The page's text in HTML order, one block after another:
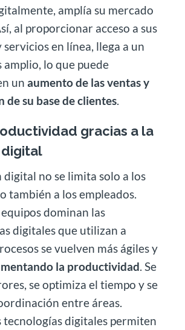
amplía su mercado
al proporcionar acceso a sus
en línea, llega a un
amplio, lo que puede
un aumento de las ventas y
de su base de clientes.
gracias a la
digital
digital no se limita solo a los
también a los empleados.
dominan las
digitales que utilizan a
se vuelven más ágiles y
la productividad. Se
se optimiza el tiempo y se
entre áreas.
tecnologías digitales permiten